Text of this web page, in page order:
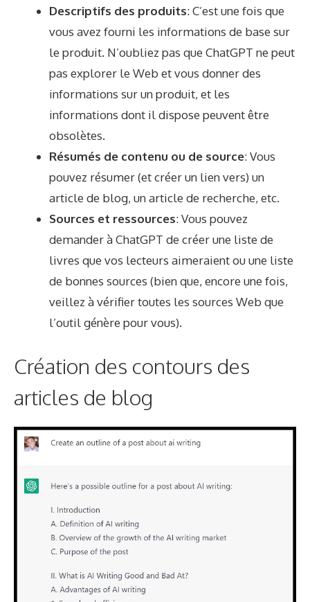
Descriptifs des produits: C’est une fois que
vous avez fourni les informations de base sur
le produit. N’oubliez pas que ChatGPT ne peut
pas explorer le Web et vous donner des
informations sur un produit, et les
informations dont il dispose peuvent être
obsolètes.
Résumés de contenu ou de source: Vous
pouvez résumer (et créer un lien vers) un
article de blog, un article de recherche, etc.
Sources et ressources: Vous pouvez
demander à ChatGPT de créer une liste de
livres que vos lecteurs aimeraient ou une liste
de bonnes sources (bien que, encore une fois,
veillez à vérifier toutes les sources Web que
l’outil génère pour vous).
Création des contours des
articles de blog